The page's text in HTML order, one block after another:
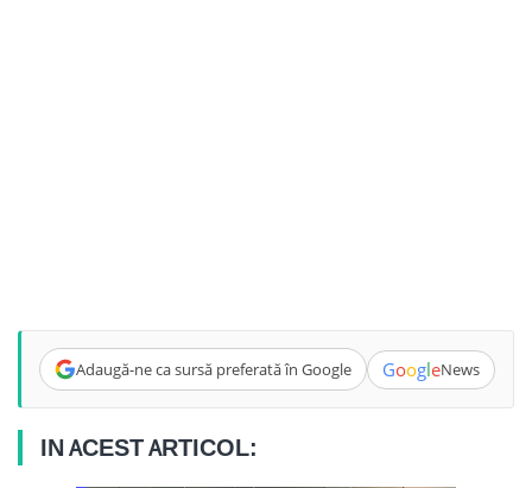
Adaugă-ne ca sursă preferată în Google GoogleNews
IN ACEST ARTICOL: